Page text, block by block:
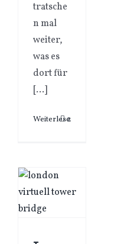
tratsche
n mal
weiter,
was es
dort für
[...]
Weiterlesen
2